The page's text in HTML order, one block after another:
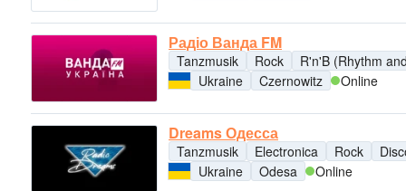
Радіо Ванда FM
Tanzmusik Rock
R'n'B (Rhythm
Ukraine
Czernowitz Online
Dreams Одесса
Tanzmusik Electronica Rock
Ukraine
Odesa Online